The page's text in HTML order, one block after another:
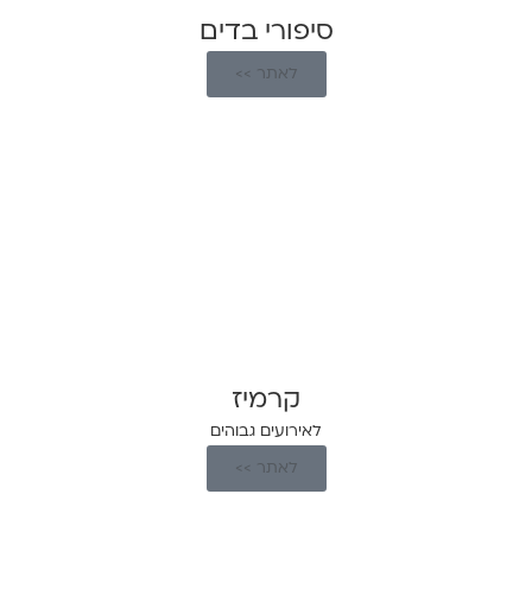
סיפורי בדים
לאתר >>
קרמיז
לאירועים גבוהים
לאתר >>